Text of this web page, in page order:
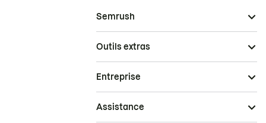
Semrush
Outils extras
Entreprise
Assistance